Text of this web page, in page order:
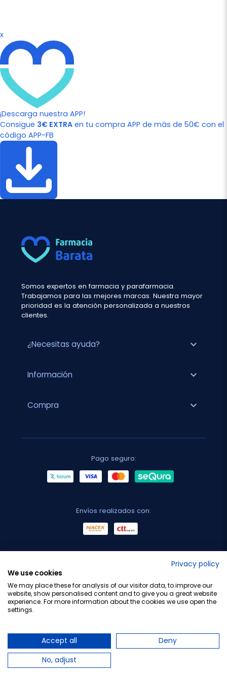
x
¡Descarga nuestra APP!
Consigue 3€ EXTRA en tu compra APP de más de 50€ con el
código APP-FB
Somos expertos en farmacia y parafarmacia.
Trabajamos para las mejores marcas. Nuestra mayor
prioridad es la atención personalizada a nuestros
clientes.
¿Necesitas ayuda? expand_more
Información expand_more
Compra expand_more
Pago seguro:
Envíos realizados con:
Privacy policy
We use cookies
We may place these for analysis of our visitor data, to improve our
website, show personalised content and to give you a great website
experience. For more information about the cookies we use open the
settings.
Accept all
Deny
No, adjust